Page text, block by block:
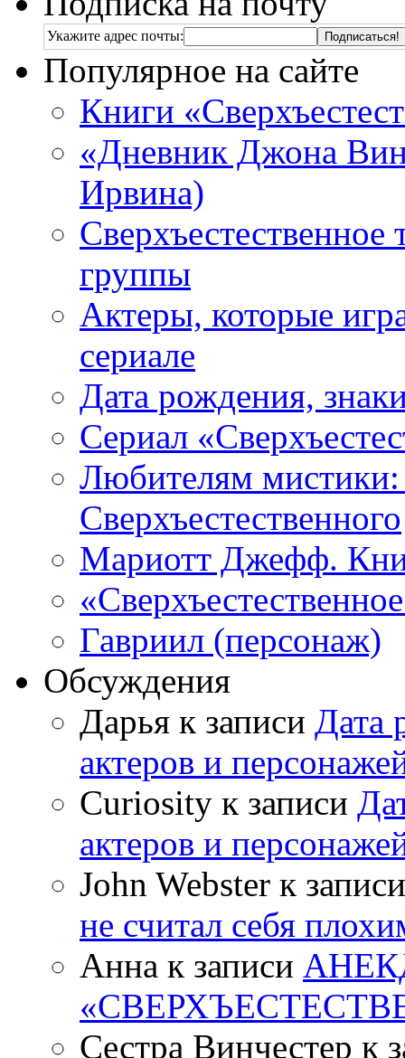
Укажите адрес почты:
Популярное на сайте
Книги
«Дневник Джона
Ирвина)
Сверхъестественное
группы
Актеры, которые
сериале
Дата рождения,
Сериал
Любителям
Сверхъестественного
Мариотт Джефф.
Гавриил (персонаж)
Обсуждения
Дарья к записи Дата
актеров и
Curiosity к записи
актеров и
John Webster к
не считал себя
Анна к записи
Сестра Винчестер к